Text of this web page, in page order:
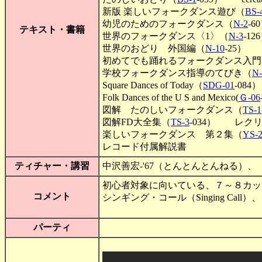
テキスト・書籍
新版 楽しいフォークダンス遊び（BS-
幼児のためのフォークダンス（N-2-
世界のフォークダンス〈1〉（N-3-
世界のおどり 外国編（N-10-25）
初めてでも踊れるフォークダンス入
学校フォークダンス指導のてびき（
Square Dances of Today（SDG-01-084）
Folk Dances of the U S and Mexico(Ｇ-06
図解 たのしいフォークダンス（TS-1
図解FD大全集（TS-3-034） レクリ
楽しいフォークダンス 第２集（YS-2
レコード付属解説書
ティチャー・講習
中沢善宏-'67（とんとんとんねる
コメント
初心者対象に向いている、７～８カ
シンギング・コール（Singing Call）、
パーティ